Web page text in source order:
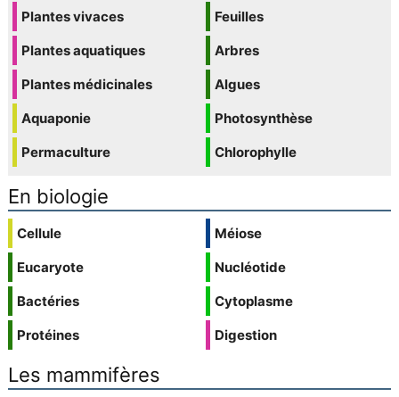
Plantes vivaces
Plantes aquatiques
Plantes médicinales
Aquaponie
Permaculture
Feuilles
Arbres
Algues
Photosynthèse
Chlorophylle
En biologie
Cellule
Eucaryote
Bactéries
Protéines
Méiose
Nucléotide
Cytoplasme
Digestion
Les mammifères